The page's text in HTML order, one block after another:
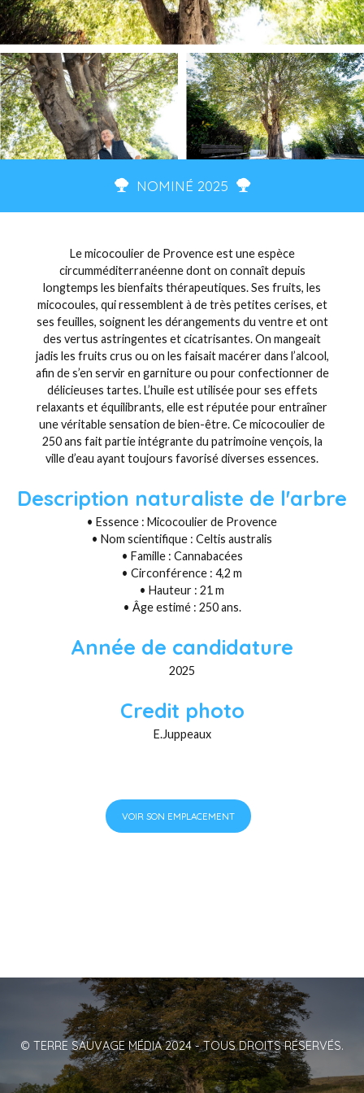
NOMINÉ 2025
Le micocoulier de Provence est une espèce
circumméditerranéenne dont on connaît depuis
longtemps les bienfaits thérapeutiques. Ses fruits, les
micocoules, qui ressemblent à de très petites cerises, et
ses feuilles, soignent les dérangements du ventre et ont
des vertus astringentes et cicatrisantes. On mangeait
jadis les fruits crus ou on les faisait macérer dans l’alcool,
afin de s’en servir en garniture ou pour confectionner de
délicieuses tartes. L’huile est utilisée pour ses effets
relaxants et équilibrants, elle est réputée pour entraîner
une véritable sensation de bien-être. Ce micocoulier de
250 ans fait partie intégrante du patrimoine vençois, la
ville d’eau ayant toujours favorisé diverses essences.
Description naturaliste de l'arbre
• Essence : Micocoulier de Provence
• Nom scientifique : Celtis australis
• Famille : Cannabacées
• Circonférence : 4,2 m
• Hauteur : 21 m
• Âge estimé : 250 ans.
Année de candidature
2025
Credit photo
E.Juppeaux
VOIR SON EMPLACEMENT
© TERRE SAUVAGE MÉDIA 2024 - TOUS DROITS RÉSERVÉS.